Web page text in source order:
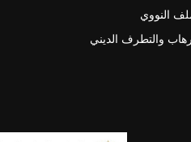
النووي
والتطرف الديني